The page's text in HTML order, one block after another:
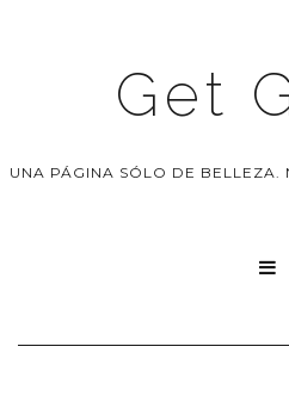
Get
UNA PÁGINA SÓLO DE BELLEZA.
